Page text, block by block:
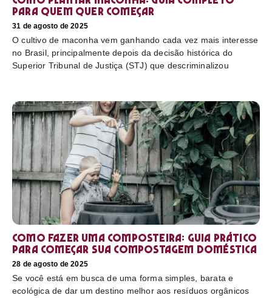
para quem quer começar
31 de agosto de 2025
O cultivo de maconha vem ganhando cada vez mais interesse
no Brasil, principalmente depois da decisão histórica do
Superior Tribunal de Justiça (STJ) que descriminalizou
Como fazer uma composteira: Guia prático
para começar sua compostagem doméstica
28 de agosto de 2025
Se você está em busca de uma forma simples, barata e
ecológica de dar um destino melhor aos resíduos orgânicos